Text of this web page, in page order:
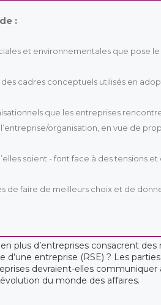
:
et environnementales que pose
cadres conceptuels utilisés en
que les entreprises
organisation, en vue de
soient - font face à des tensions
faire de meilleurs choix et de
plus d’entreprises consacrent
entreprise (RSE) ? Les
devraient-elles
du monde des affaires.